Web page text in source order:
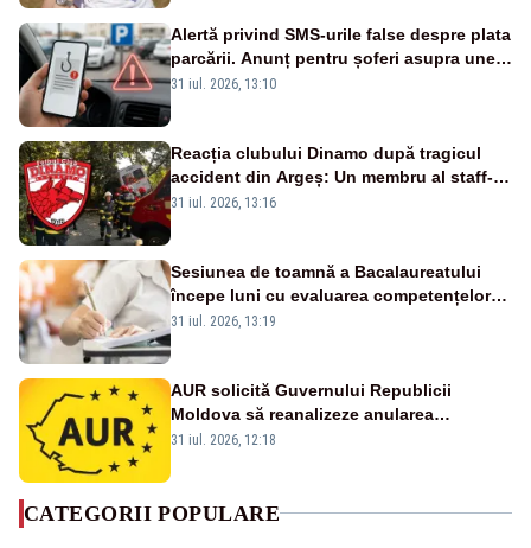
Alertă privind SMS-urile false despre plata
parcării. Anunț pentru șoferi asupra unei
noi metode de fraudă online
31 iul. 2026, 13:10
Reacția clubului Dinamo după tragicul
accident din Argeș: Un membru al staff-
ului medical a murit, antrenorul Adrian
31 iul. 2026, 13:16
Sesiunea de toamnă a Bacalaureatului
începe luni cu evaluarea competențelor
orale la Limba română
31 iul. 2026, 13:19
AUR solicită Guvernului Republicii
Moldova să reanalizeze anularea
concertului de Ziua Limbii Române
31 iul. 2026, 12:18
CATEGORII POPULARE